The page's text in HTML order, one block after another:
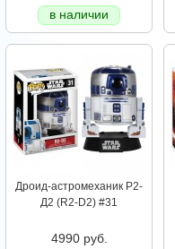
в наличии
Дроид-астромеханик Р2-
Д2 (R2-D2) #31
4990 руб.